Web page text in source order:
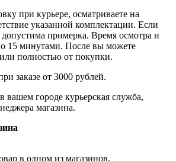
при курьере, осматриваете на
указанной комплектации. Если
примерка. Время осмотра и
15 минутами. После вы можете
или полностью от покупки.
заказе от 3000 рублей.
вашем городе курьерская служба,
магазина.
в одном из магазинов,